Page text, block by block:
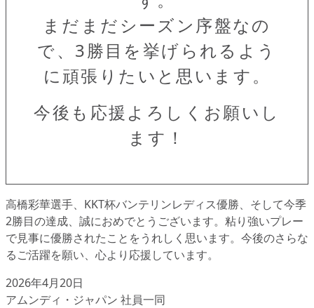
まだまだシーズン序盤なの
で、3勝目を挙げられるよう
に頑張りたいと思います。
今後も応援よろしくお願いし
ます！
高橋彩華選手、KKT杯バンテリンレディス優勝、そして今季
2勝目の達成、誠におめでとうございます。粘り強いプレー
で見事に優勝されたことをうれしく思います。今後のさらな
るご活躍を願い、心より応援しています。
2026年4月20日
アムンディ・ジャパン 社員一同